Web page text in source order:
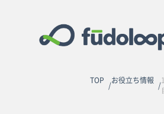
TOP お役立ち情報